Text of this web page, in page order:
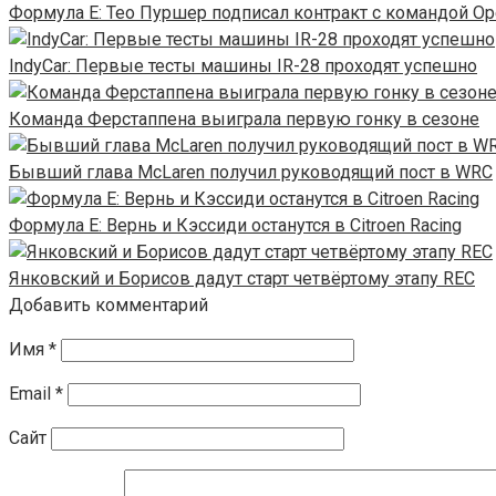
Формула E: Тео Пуршер подписал контракт с командой
IndyCar: Первые тесты машины IR-28 проходят успешно
Команда Ферстаппена выиграла первую гонку в сезоне
Бывший глава McLaren получил руководящий пост в WRC
Формула Е: Вернь и Кэссиди останутся в Citroen Racing
Янковский и Борисов дадут старт четвёртому этапу REC
Добавить комментарий
Имя *
Email *
Сайт